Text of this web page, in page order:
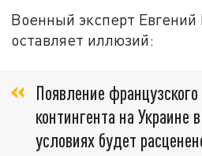
Военный эксперт
оставляет иллюзий:
Появление французского
контингента на Украине
условиях будет